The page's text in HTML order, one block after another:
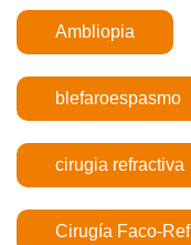
Ambliopia
blefaroespasmo
cirugia refractiva
Cirugía Faco-